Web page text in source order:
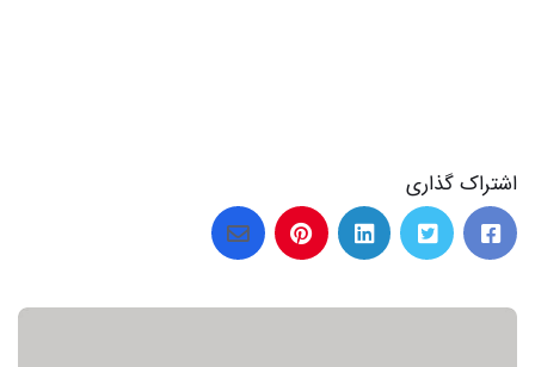
اشتراک گذاری